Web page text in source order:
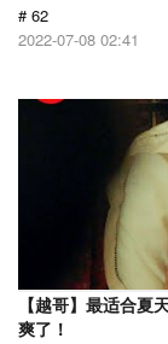
# 62
2022-07-08 02:41
【越哥】最适合夏
爽了！